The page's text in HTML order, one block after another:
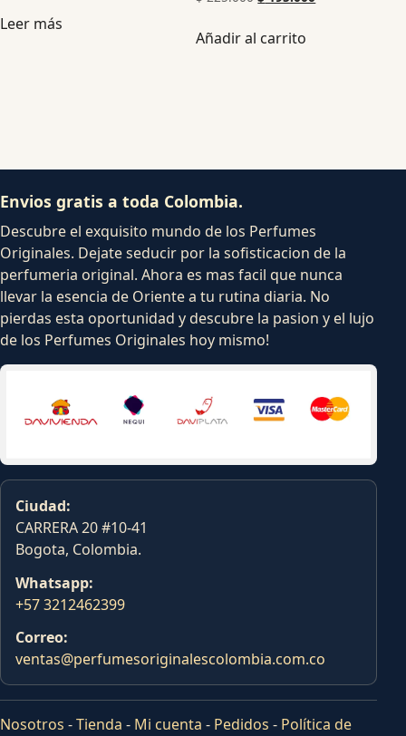
Leer más
Añadir al carrito
Envios gratis a toda Colombia.
Descubre el exquisito mundo de los Perfumes
Originales. Dejate seducir por la sofisticacion de la
perfumeria original. Ahora es mas facil que nunca
llevar la esencia de Oriente a tu rutina diaria. No
pierdas esta oportunidad y descubre la pasion y el lujo
de los Perfumes Originales hoy mismo!
Ciudad:
CARRERA 20 #10-41
Bogota, Colombia.
Whatsapp:
+57 3212462399
Correo:
ventas@perfumesoriginalescolombia.com.co
Nosotros -Tienda - Mi cuenta - Pedidos - Política de